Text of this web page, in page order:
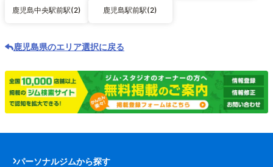
鹿児島中央駅前駅(2) 鹿児島駅前駅(2)
鹿児島県のエリア選択に戻る
パーソナルジムから探す